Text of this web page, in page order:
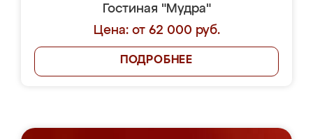
Гостиная "Мудра"
Цена: от 62 000 руб.
ПОДРОБНЕЕ